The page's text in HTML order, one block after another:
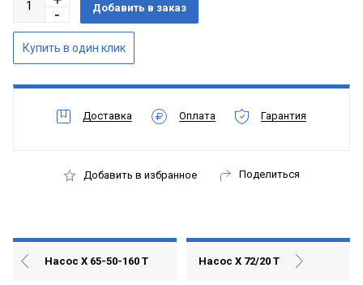
Доставка Оплата Гарантия
Добавить в избранное Поделиться
Насос Х 65-50-160 Т Насос Х 72/20 Т